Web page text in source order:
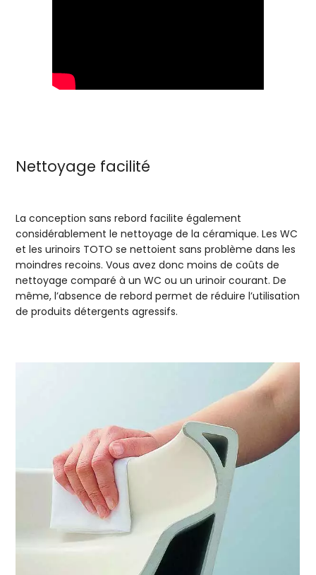
Nettoyage facilité
La conception sans rebord facilite également
considérablement le nettoyage de la céramique. Les WC
et les urinoirs TOTO se nettoient sans problème dans les
moindres recoins. Vous avez donc moins de coûts de
nettoyage comparé à un WC ou un urinoir courant. De
même, l’absence de rebord permet de réduire l’utilisation
de produits détergents agressifs.